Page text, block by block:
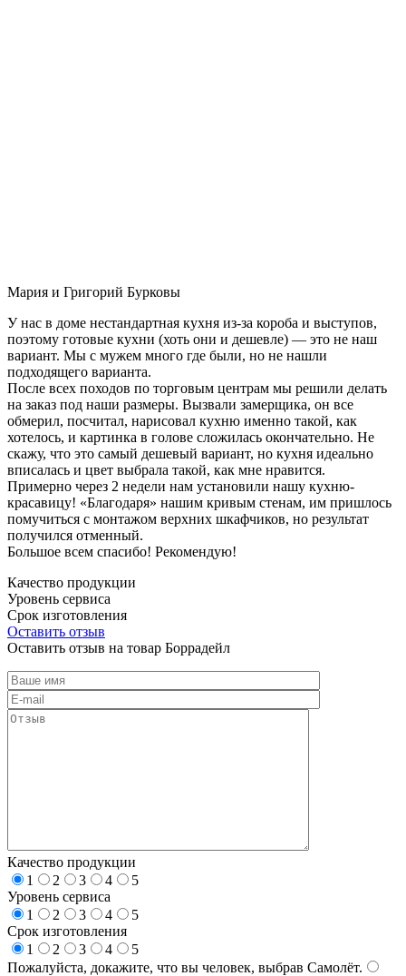
Мария и Григорий Бурковы
У нас в доме нестандартная кухня из-за короба и выступов,
поэтому готовые кухни (хоть они и дешевле) — это не наш
вариант. Мы с мужем много где были, но не нашли
подходящего варианта.
После всех походов по торговым центрам мы решили делать
на заказ под наши размеры. Вызвали замерщика, он все
обмерил, посчитал, нарисовал кухню именно такой, как
хотелось, и картинка в голове сложилась окончательно. Не
скажу, что это самый дешевый вариант, но кухня идеально
вписалась и цвет выбрала такой, как мне нравится.
Примерно через 2 недели нам установили нашу кухню-
красавицу! «Благодаря» нашим кривым стенам, им пришлось
помучиться с монтажом верхних шкафчиков, но результат
получился отменный.
Большое всем спасибо! Рекомендую!
Качество продукции
Уровень сервиса
Срок изготовления
Оставить отзыв
Оставить отзыв на товар Боррадейл
Качество продукции
1
2 3 4
5
Уровень сервиса
1
2 3 4
5
Срок изготовления
1
2 3 4
5
Пожалуйста, докажите, что вы человек, выбрав Самолёт.